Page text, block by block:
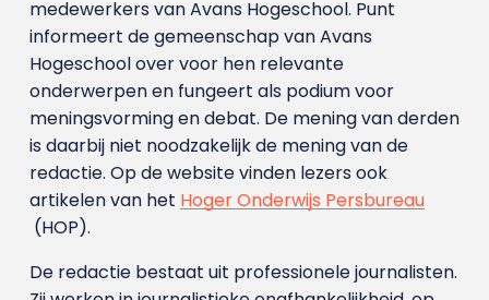
medewerkers van Avans Hoge­school. Punt
informeert de gemeenschap van Avans
Hogeschool over voor hen relevante
onderwerpen en fungeert als podium voor
meningsvorming en debat. De mening van derden
is daarbij niet noodzakelijk de mening van de
redactie. Op de website vinden lezers ook
artikelen van het Hoger Onderwijs Persbureau
(HOP).
De redactie bestaat uit professionele journalisten.